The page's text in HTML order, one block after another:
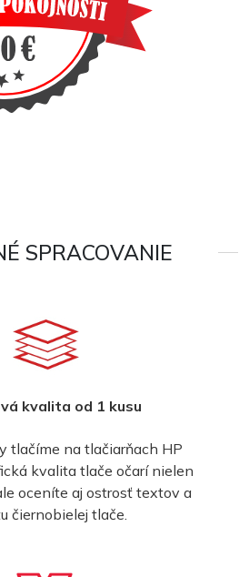
SPRACOVANIE
kvalita od 1 kusu
tlačíme na tlačiarňach HP
kvalita tlače očarí nielen
oceníte aj ostrosť textov a
čiernobielej tlače.